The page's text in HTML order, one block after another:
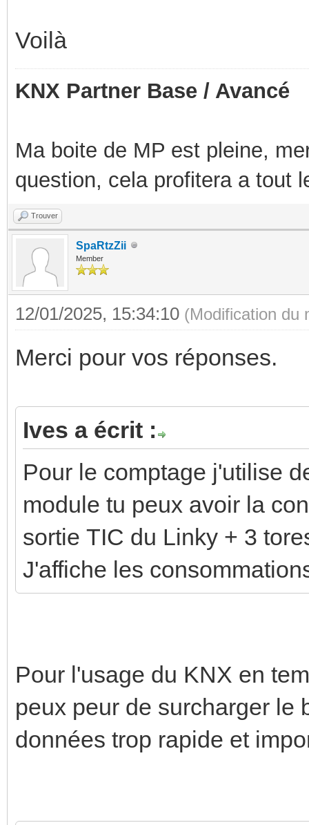
Voilà
KNX Partner Base / Avancé
Ma boite de MP est pleine,
question, cela profitera a tout
Trouver
SpaRtzZii
Member
12/01/2025, 15:34:10 (Modification du
Merci pour vos réponses.
Ives a écrit :
Pour le comptage j'utilise
module tu peux avoir la
sortie TIC du Linky + 3
J'affiche les
Pour l'usage du KNX en
peux peur de surcharger le
données trop rapide et